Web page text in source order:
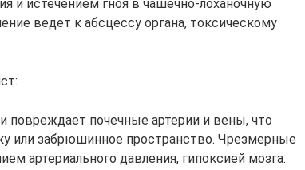
и истечением гноя в чашечно-лоханочную
ведет к абсцессу органа, токсическому
повреждает почечные артерии и вены, что
или забрюшинное пространство. Чрезмерные
артериального давления, гипоксией мозга.